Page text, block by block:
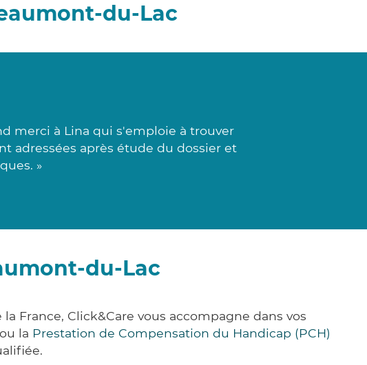
du-Lac
merci à Lina qui s'emploie à trouver
adressées après étude du dossier et
»
du-Lac
France, Click&Care vous accompagne dans vos
ou la Prestation de Compensation du Handicap (PCH)